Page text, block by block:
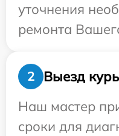
уточнения
ремонта
2
Выезд
Наш мастер
сроки для